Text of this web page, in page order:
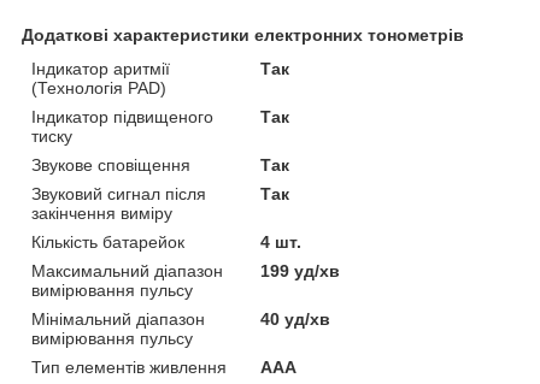
Додаткові характеристики електронних тонометрів
Індикатор аритмії
(Технологія PAD)
Так
Індикатор підвищеного
тиску
Так
Звукове сповіщення
Так
Звуковий сигнал після
закінчення виміру
Так
Кількість батарейок
4 шт.
Максимальний діапазон
вимірювання пульсу
199 уд/хв
Мінімальний діапазон
вимірювання пульсу
40 уд/хв
Тип елементів живлення
AAA